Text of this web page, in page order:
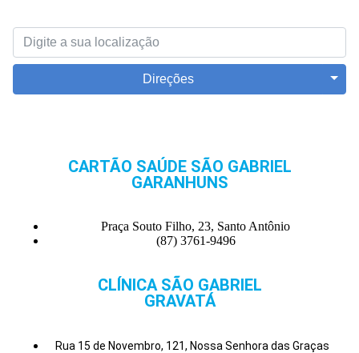
Direções
CARTÃO SAÚDE SÃO GABRIEL
GARANHUNS
Praça Souto Filho, 23, Santo Antônio
(87) 3761-9496
CLÍNICA SÃO GABRIEL
GRAVATÁ
Rua 15 de Novembro, 121, Nossa Senhora das Graças